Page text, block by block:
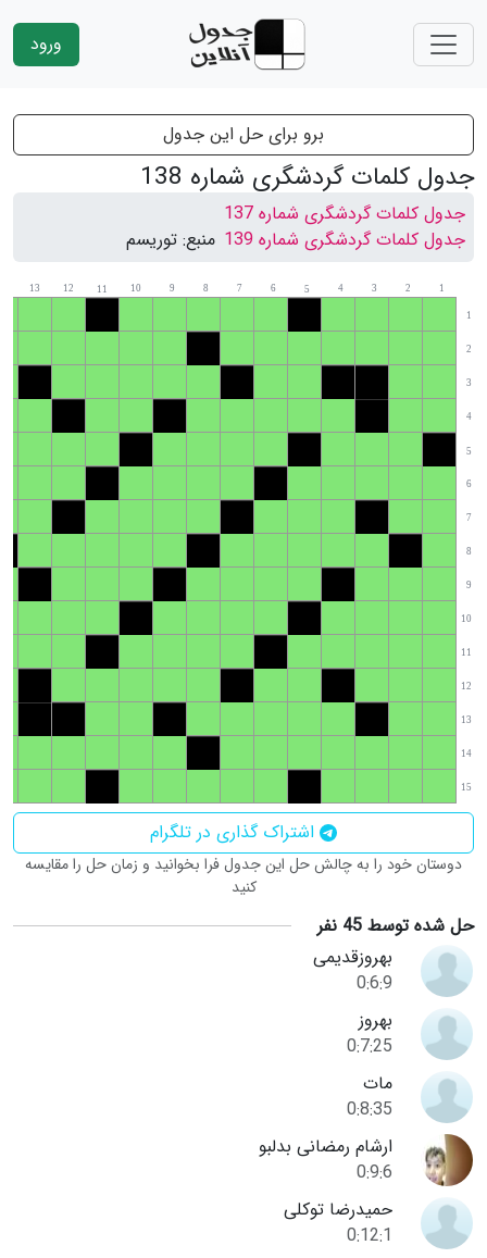
ورود
برو برای حل این جدول
جدول کلمات گردشگری شماره 138
جدول کلمات گردشگری شماره 137
جدول کلمات گردشگری شماره 139
منبع: توریسم
1
1
2
3
4
5
6
7
8
9
10
11
12
13
2
3
4
5
6
7
8
9
10
11
12
13
14
15
اشتراک گذاری در تلگرام
دوستان خود را به چالش حل این جدول فرا بخوانید و زمان حل را مقایسه
کنید
حل شده توسط 45 نفر
بهروزقدیمی
0:6:9
بهروز
0:7:25
مات
0:8:35
ارشام رمضانی بدلبو
0:9:6
حمیدرضا توکلی
0:12:1